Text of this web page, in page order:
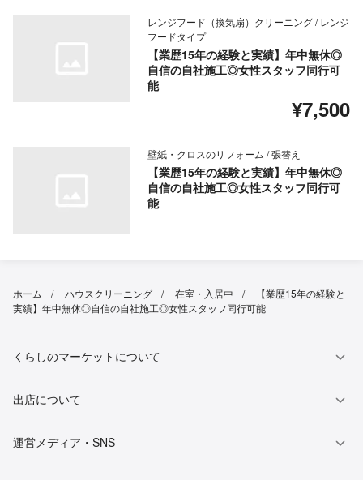
レンジフード（換気扇）クリーニング / レンジ
フードタイプ
【業歴15年の経験と実績】年中無休◎
自信の自社施工◎女性スタッフ同行可
能
¥7,500
壁紙・クロスのリフォーム / 張替え
【業歴15年の経験と実績】年中無休◎
自信の自社施工◎女性スタッフ同行可
能
ホーム ハウスクリーニング 在室・入居中
【業歴15年の経験と
実績】年中無休◎自信の自社施工◎女性スタッフ同行可能
くらしのマーケットについて
出店について
運営メディア・SNS